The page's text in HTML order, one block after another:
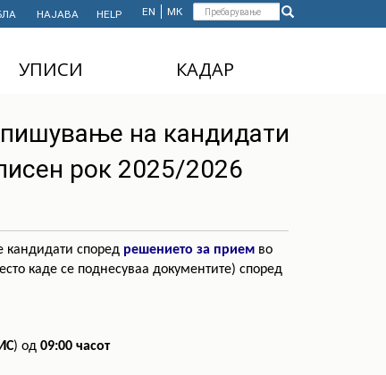
Форма
пребарување
Пребарување
EN МК
НАЈАВА HELP
УПИСИ
STUDIES
INTERNATIONAL
КАДАР
АДМИНИСТРАТИВЕН
КАДАР
на кандидати
рок 2025/2026
кандидати според решението за прием во
каде се поднесуваа документите) според
) од 09:00 часот